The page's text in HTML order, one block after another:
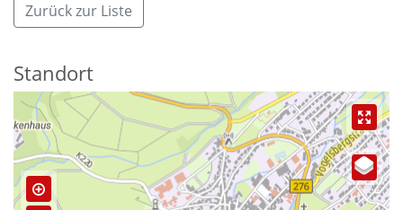
Zurück zur Liste
Standort